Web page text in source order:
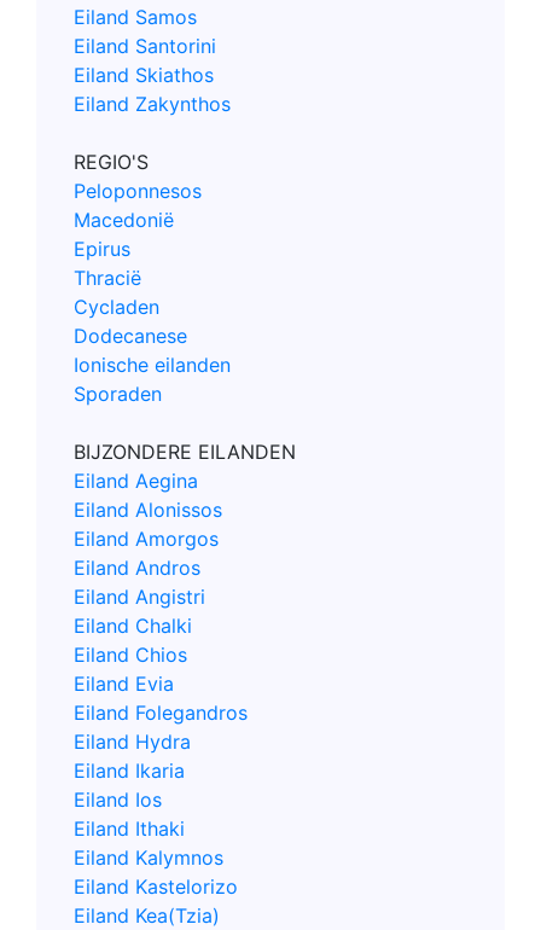
Eiland Samos
Eiland Santorini
Eiland Skiathos
Eiland Zakynthos
REGIO'S
Peloponnesos
Macedonië
Epirus
Thracië
Cycladen
Dodecanese
Ionische eilanden
Sporaden
BIJZONDERE EILANDEN
Eiland Aegina
Eiland Alonissos
Eiland Amorgos
Eiland Andros
Eiland Angistri
Eiland Chalki
Eiland Chios
Eiland Evia
Eiland Folegandros
Eiland Hydra
Eiland Ikaria
Eiland Ios
Eiland Ithaki
Eiland Kalymnos
Eiland Kastelorizo
Eiland Kea(Tzia)